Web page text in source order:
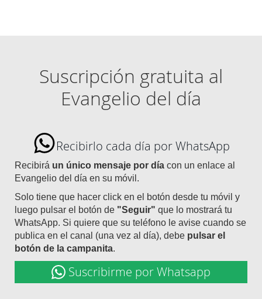
Suscripción gratuita al
Evangelio del día
Recibirlo cada día por WhatsApp
Recibirá un único mensaje por día con un enlace al
Evangelio del día en su móvil.
Solo tiene que hacer click en el botón desde tu móvil y
luego pulsar el botón de "Seguir" que lo mostrará tu
WhatsApp. Si quiere que su teléfono le avise cuando se
publica en el canal (una vez al día), debe pulsar el
botón de la campanita.
Suscribirme por Whatsapp